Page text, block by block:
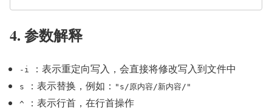
4. 参数解释
-i ：表示重定向写入，会直接将修改写入到文件中
s ：表示替换，例如： "s/原内容/新内容/"
^
：表示行首，在行首操作